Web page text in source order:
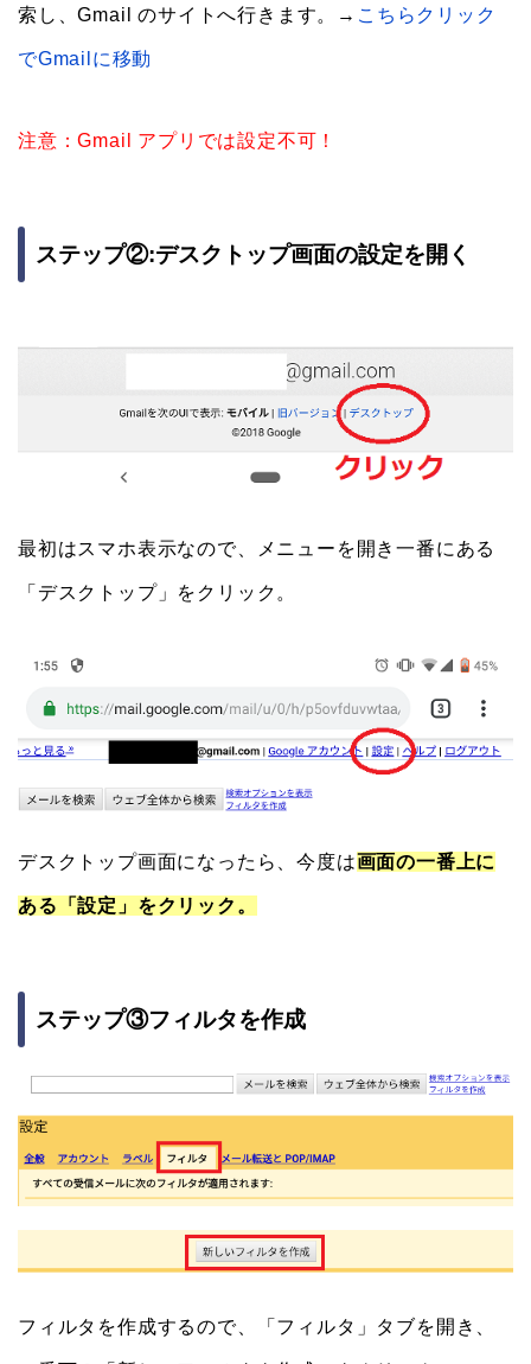
索し、Gmail のサイトへ行きます。→ こちらクリック
でGmailに移動
注意：Gmail アプリでは設定不可！
ステップ②:デスクトップ画面の設定を開く
最初はスマホ表示なので、メニューを開き一番にある
「デスクトップ」をクリック。
デスクトップ画面になったら、今度は画面の一番上に
ある「設定」をクリック。
ステップ③フィルタを作成
フィルタを作成するので、「フィルタ」タブを開き、